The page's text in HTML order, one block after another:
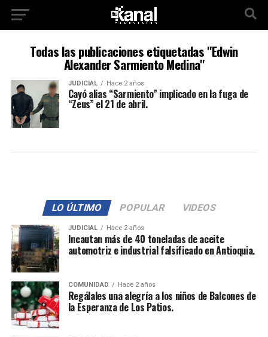
Todas las publicaciones etiquetadas "Edwin
Alexander Sarmiento Medina"
JUDICIAL Hace 2 años
Cayó alias “Sarmiento” implicado en la fuga de
“Zeus” el 21 de abril.
LO ÚLTIMO POPULAR VIDEOS
JUDICIAL Hace 2 años
Incautan más de 40 toneladas de aceite
automotriz e industrial falsificado en Antioquia.
COMUNIDAD Hace 2 años
Regálales una alegría a los niños de Balcones de
la Esperanza de Los Patios.